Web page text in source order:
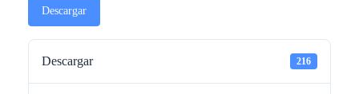
Descargar
Descargar 216